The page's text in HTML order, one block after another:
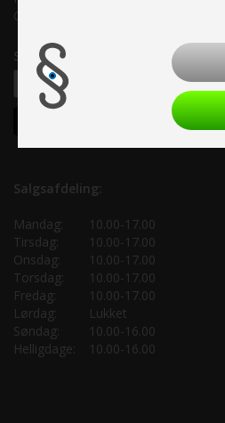
CVR: 33 38 77 33
Samtykke til nyhedsbrev
Salgsafdeling:
Mandag:
10.00-17.00
Tirsdag:
10.00-17.00
Onsdag:
10.00-17.00
Torsdag:
10.00-17.00
Fredag:
10.00-17.00
Lørdag:
Lukket
Søndag:
10.00-16.00
Helligdage:
10.00-16.00